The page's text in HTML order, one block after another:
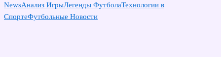
NewsАнализ ИгрыЛегенды ФутболаТехнологии в
СпортеФутбольные Новости